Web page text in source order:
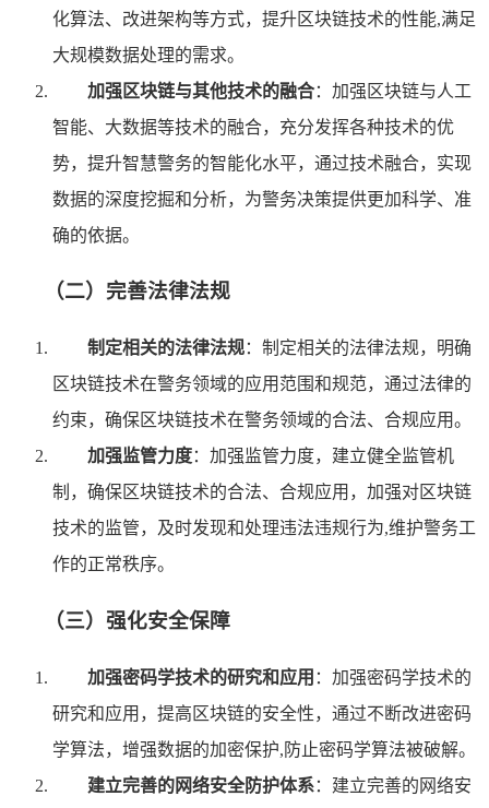
化算法、改进架构等方式，提升区块链技术的性能,满足
大规模数据处理的需求。
加强区块链与其他技术的融合：加强区块链与人工
智能、大数据等技术的融合，充分发挥各种技术的优
势，提升智慧警务的智能化水平，通过技术融合，实现
数据的深度挖掘和分析，为警务决策提供更加科学、准
确的依据。
（二）完善法律法规
制定相关的法律法规：制定相关的法律法规，明确
区块链技术在警务领域的应用范围和规范，通过法律的
约束，确保区块链技术在警务领域的合法、合规应用。
加强监管力度：加强监管力度，建立健全监管机
制，确保区块链技术的合法、合规应用，加强对区块链
技术的监管，及时发现和处理违法违规行为,维护警务工
作的正常秩序。
（三）强化安全保障
加强密码学技术的研究和应用 ：加强密码学技术的
研究和应用，提高区块链的安全性，通过不断改进密码
学算法，增强数据的加密保护,防止密码学算法被破解。
建立完善的网络安全防护体系：建立完善的网络安